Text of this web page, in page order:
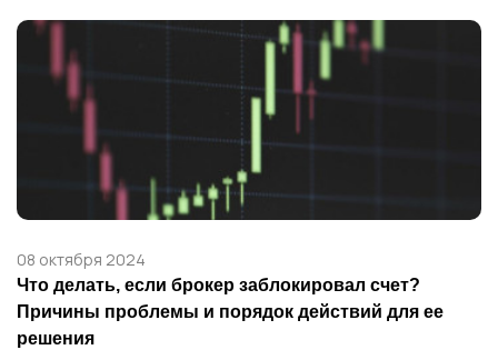
08 октября 2024
Что делать, если брокер заблокировал счет?
Причины проблемы и порядок действий для ее
решения